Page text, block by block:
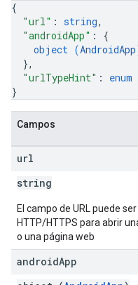
{
"url" : string,
"androidApp" : {
object (AndroidApp
},
"urlTypeHint" :
}
Campos
url
string
El campo de URL puede
HTTP/HTTPS para abrir
o una página web
androidApp